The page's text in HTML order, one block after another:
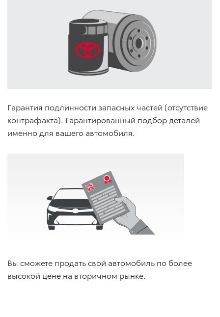
Гарантия подлинности запасных частей (отсутствие
контрафакта). Гарантированный подбор деталей
именно для вашего автомобиля.
Вы сможете продать свой автомобиль по более
высокой цене на вторичном рынке.